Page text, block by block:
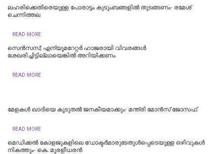
ലഹരിക്കെതിരെയുള്ള പോരാട്ടം കുടുംബങ്ങളിൽ തുടങ്ങണം- രമേശ്
ചെന്നിത്തല
READ MORE
സെൻസസ്; എന്യൂമറേറ്റർ ഹാജരായി വിവരങ്ങൾ
ശേഖരിച്ചിട്ടില്ലായെങ്കിൽ അറിയിക്കണം
READ MORE
മേളകൾ ഖാദിയെ കൂടുതൽ ജനകീയമാക്കും- മന്ത്രി മോൻസ് ജോസഫ്
READ MORE
മെഡിക്കല്‍ കോളജുകളിലെ ഡോക്ടര്‍മാരുടേതുള്‍പ്പെടെയുള്ള ഒഴിവുകള്‍
നികത്തും- കെ. മുരളീധരന്‍